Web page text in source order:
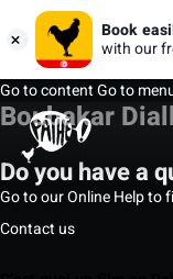
Book
with our
Go to contentGo to
Boubakar
Do you have a
Go to our Online Help to
Contact us